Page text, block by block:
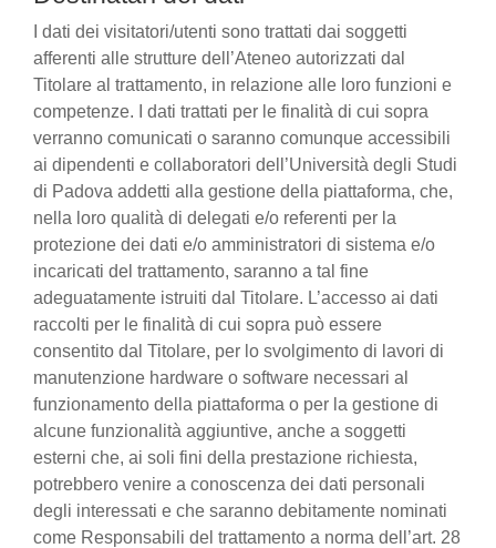
I dati dei visitatori/utenti sono trattati dai soggetti
afferenti alle strutture dell’Ateneo autorizzati dal
Titolare al trattamento, in relazione alle loro funzioni e
competenze. I dati trattati per le finalità di cui sopra
verranno comunicati o saranno comunque accessibili
ai dipendenti e collaboratori dell’Università degli Studi
di Padova addetti alla gestione della piattaforma, che,
nella loro qualità di delegati e/o referenti per la
protezione dei dati e/o amministratori di sistema e/o
incaricati del trattamento, saranno a tal fine
adeguatamente istruiti dal Titolare. L’accesso ai dati
raccolti per le finalità di cui sopra può essere
consentito dal Titolare, per lo svolgimento di lavori di
manutenzione hardware o software necessari al
funzionamento della piattaforma o per la gestione di
alcune funzionalità aggiuntive, anche a soggetti
esterni che, ai soli fini della prestazione richiesta,
potrebbero venire a conoscenza dei dati personali
degli interessati e che saranno debitamente nominati
come Responsabili del trattamento a norma dell’art. 28